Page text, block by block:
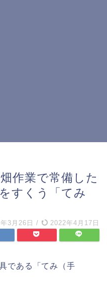
作業で常備した
すくう「てみ
3月26日 / 2022年4月17日
である「てみ（手